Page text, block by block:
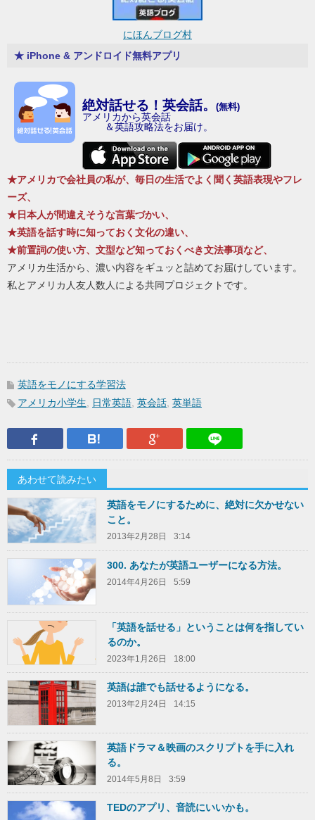
にほんブログ村
★ iPhone & アンドロイド無料アプリ
絶対話せる！英会話。 (無料)
アメリカから英会話
＆英語攻略法をお届け。
★アメリカで会社員の私が、毎日の生活でよく聞く英語表現やフレ
ーズ、
★日本人が間違えそうな言葉づかい、
★英語を話す時に知っておく文化の違い、
★前置詞の使い方、文型など知っておくべき文法事項など、
アメリカ生活から、濃い内容をギュッと詰めてお届けしています。
私とアメリカ人友人数人による共同プロジェクトです。
英語をモノにする学習法
アメリカ小学生
日常英語 英会話 英単語
Facebook はてなブックマークGoogle Plus
あわせて読みたい
英語をモノにするために、絶対に欠かせない
こと。
2013年2月28日 3:14
300. あなたが英語ユーザーになる方法。
2014年4月26日 5:59
「英語を話せる」ということは何を指してい
るのか。
2023年1月26日 18:00
英語は誰でも話せるようになる。
2013年2月24日 14:15
英語ドラマ＆映画のスクリプトを手に入れ
る。
2014年5月8日 3:59
TEDのアプリ、音読にいいかも。